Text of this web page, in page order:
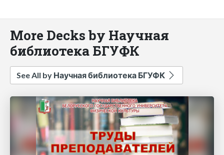
More Decks by Научная
библиотека БГУФК
See All by Научная библиотека БГУФК